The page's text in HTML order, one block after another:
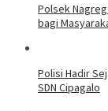
Polsek
bagi
Polisi Hadir
SDN Cipagalo